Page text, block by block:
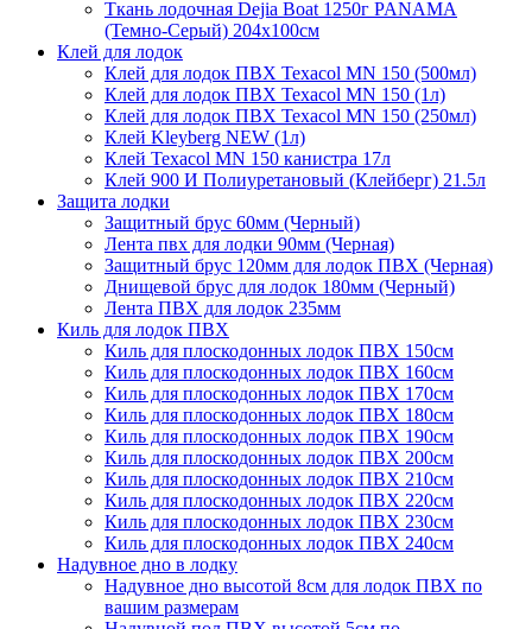
Ткань лодочная Dejia Boat 1250г PANAMA
(Темно-Серый) 204х100см
Клей для лодок
Клей для лодок ПВХ Texacol МN 150 (500мл)
Клей для лодок ПВХ Texacol МN 150 (1л)
Клей для лодок ПВХ Texacol МN 150 (250мл)
Клей Kleyberg NEW (1л)
Клей Texacol МN 150 канистра 17л
Клей 900 И Полиуретановый (Клейберг) 21.5л
Защита лодки
Защитный брус 60мм (Черный)
Лента пвх для лодки 90мм (Черная)
Защитный брус 120мм для лодок ПВХ (Черная)
Днищевой брус для лодок 180мм (Черный)
Лента ПВХ для лодок 235мм
Киль для лодок ПВХ
Киль для плоскодонных лодок ПВХ 150см
Киль для плоскодонных лодок ПВХ 160см
Киль для плоскодонных лодок ПВХ 170см
Киль для плоскодонных лодок ПВХ 180см
Киль для плоскодонных лодок ПВХ 190см
Киль для плоскодонных лодок ПВХ 200см
Киль для плоскодонных лодок ПВХ 210см
Киль для плоскодонных лодок ПВХ 220см
Киль для плоскодонных лодок ПВХ 230см
Киль для плоскодонных лодок ПВХ 240см
Надувное дно в лодку
Надувное дно высотой 8см для лодок ПВХ по
вашим размерам